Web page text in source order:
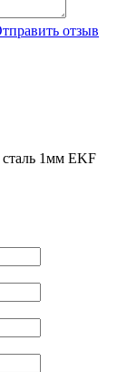
отзыв
1мм EKF